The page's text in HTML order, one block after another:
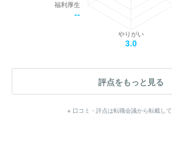
やりがい
3.0
福利厚生
--
評点をもっと見る
※ 口コミ・評点は転職会議から転載して